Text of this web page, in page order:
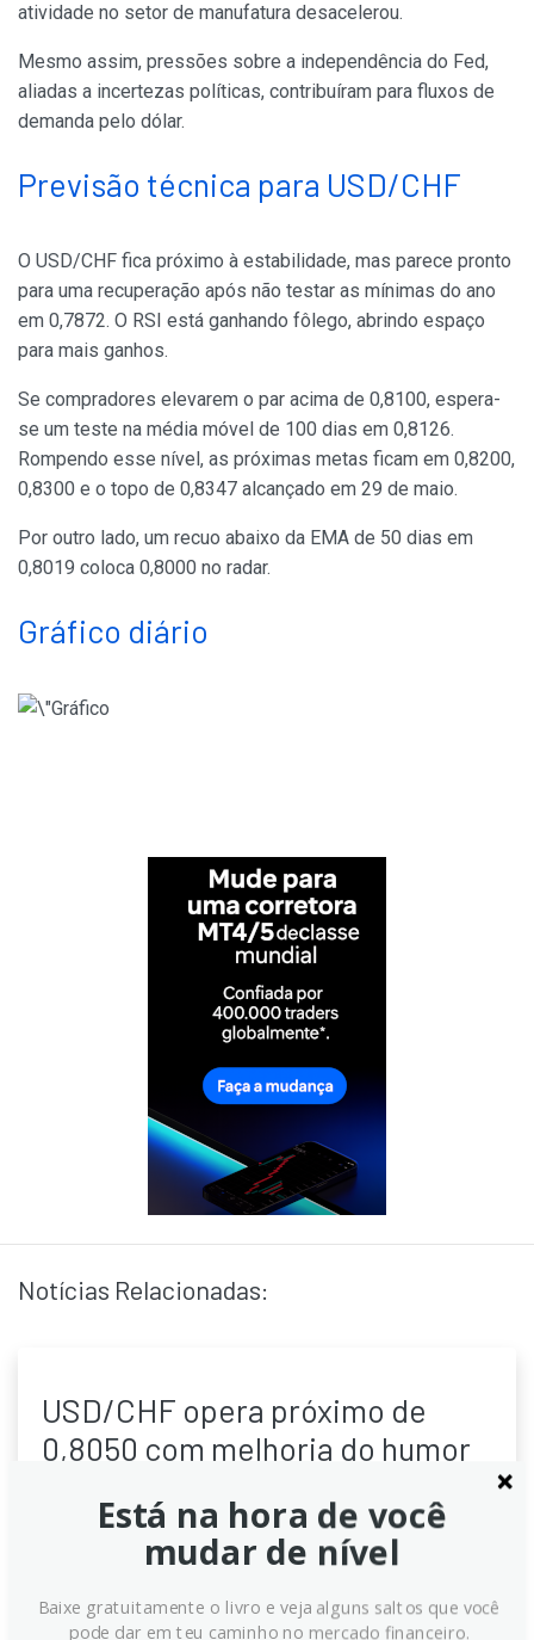
atividade no setor de manufatura desacelerou.
Mesmo assim, pressões sobre a independência do Fed,
aliadas a incertezas políticas, contribuíram para fluxos de
demanda pelo dólar.
Previsão técnica para USD/CHF
O USD/CHF fica próximo à estabilidade, mas parece pronto
para uma recuperação após não testar as mínimas do ano
em 0,7872. O RSI está ganhando fôlego, abrindo espaço
para mais ganhos.
Se compradores elevarem o par acima de 0,8100, espera-
se um teste na média móvel de 100 dias em 0,8126.
Rompendo esse nível, as próximas metas ficam em 0,8200,
0,8300 e o topo de 0,8347 alcançado em 29 de maio.
Por outro lado, um recuo abaixo da EMA de 50 dias em
0,8019 coloca 0,8000 no radar.
Gráfico diário
Notícias Relacionadas:
USD/CHF opera próximo de
0,8050 com melhoria do humor
dólar
USD/CHF opera estável perto de 0,8050 à medida
que o humor de aversão ao risco volta a atrair
demanda pelo dólar. Rendimentos de longo prazo
Está na hora de você
mudar de nível
Baixe gratuitamente o livro e veja alguns saltos que você
pode dar em teu caminho no mercado financeiro.